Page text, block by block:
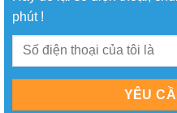
phút !